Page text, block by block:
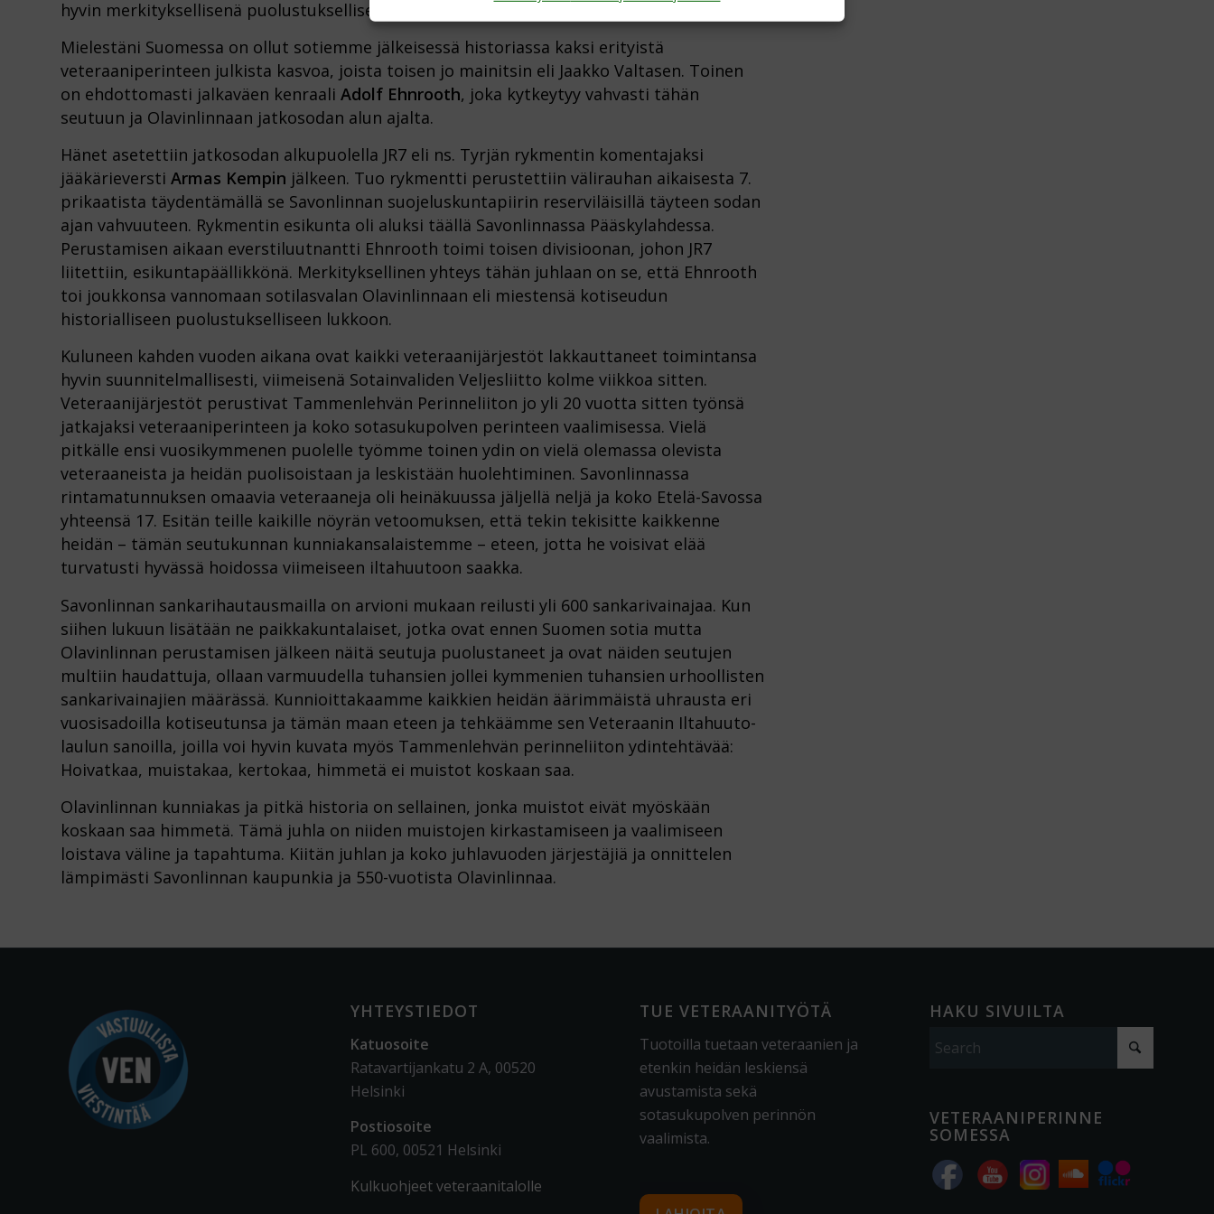
hyvin merkityksellisenä puolustuksellisena paikkana.
Mielestäni Suomessa on ollut sotiemme jälkeisessä historiassa kaksi erityistä
veteraaniperinteen julkista kasvoa, joista toisen jo mainitsin eli Jaakko Valtasen. Toinen
on ehdottomasti jalkaväen kenraali Adolf Ehnrooth, joka kytkeytyy vahvasti tähän
seutuun ja Olavinlinnaan jatkosodan alun ajalta.
Hänet asetettiin jatkosodan alkupuolella JR7 eli ns. Tyrjän rykmentin komentajaksi
jääkärieversti Armas Kempin jälkeen. Tuo rykmentti perustettiin välirauhan aikaisesta 7.
prikaatista täydentämällä se Savonlinnan suojeluskuntapiirin reserviläisillä täyteen sodan
ajan vahvuuteen. Rykmentin esikunta oli aluksi täällä Savonlinnassa Pääskylahdessa.
Perustamisen aikaan everstiluutnantti Ehnrooth toimi toisen divisioonan, johon JR7
liitettiin, esikuntapäällikkönä. Merkityksellinen yhteys tähän juhlaan on se, että Ehnrooth
toi joukkonsa vannomaan sotilasvalan Olavinlinnaan eli miestensä kotiseudun
historialliseen puolustukselliseen lukkoon.
Kuluneen kahden vuoden aikana ovat kaikki veteraanijärjestöt lakkauttaneet toimintansa
hyvin suunnitelmallisesti, viimeisenä Sotainvaliden Veljesliitto kolme viikkoa sitten.
Veteraanijärjestöt perustivat Tammenlehvän Perinneliiton jo yli 20 vuotta sitten työnsä
jatkajaksi veteraaniperinteen ja koko sotasukupolven perinteen vaalimisessa. Vielä
pitkälle ensi vuosikymmenen puolelle työmme toinen ydin on vielä olemassa olevista
veteraaneista ja heidän puolisoistaan ja leskistään huolehtiminen. Savonlinnassa
rintamatunnuksen omaavia veteraaneja oli heinäkuussa jäljellä neljä ja koko Etelä-Savossa
yhteensä 17. Esitän teille kaikille nöyrän vetoomuksen, että tekin tekisitte kaikkenne
heidän – tämän seutukunnan kunniakansalaistemme – eteen, jotta he voisivat elää
turvatusti hyvässä hoidossa viimeiseen iltahuutoon saakka.
Savonlinnan sankarihautausmailla on arvioni mukaan reilusti yli 600 sankarivainajaa. Kun
siihen lukuun lisätään ne paikkakuntalaiset, jotka ovat ennen Suomen sotia mutta
Olavinlinnan perustamisen jälkeen näitä seutuja puolustaneet ja ovat näiden seutujen
multiin haudattuja, ollaan varmuudella tuhansien jollei kymmenien tuhansien urhoollisten
sankarivainajien määrässä. Kunnioittakaamme kaikkien heidän äärimmäistä uhrausta eri
vuosisadoilla kotiseutunsa ja tämän maan eteen ja tehkäämme sen Veteraanin Iltahuuto-
laulun sanoilla, joilla voi hyvin kuvata myös Tammenlehvän perinneliiton ydintehtävää:
Hoivatkaa, muistakaa, kertokaa, himmetä ei muistot koskaan saa.
Olavinlinnan kunniakas ja pitkä historia on sellainen, jonka muistot eivät myöskään
koskaan saa himmetä. Tämä juhla on niiden muistojen kirkastamiseen ja vaalimiseen
loistava väline ja tapahtuma. Kiitän juhlan ja koko juhlavuoden järjestäjiä ja onnittelen
lämpimästi Savonlinnan kaupunkia ja 550-vuotista Olavinlinnaa.
YHTEYSTIEDOT
Katuosoite
Ratavartijankatu 2 A, 00520
Helsinki
Postiosoite
PL 600, 00521 Helsinki
Kulkuohjeet veteraanitalolle
TUE VETERAANITYÖTÄ
Tuotoilla tuetaan veteraanien ja
etenkin heidän leskiensä
avustamista sekä
sotasukupolven perinnön
vaalimista.
HAKU SIVUILTA
VETERAANIPERINNE
SOMESSA